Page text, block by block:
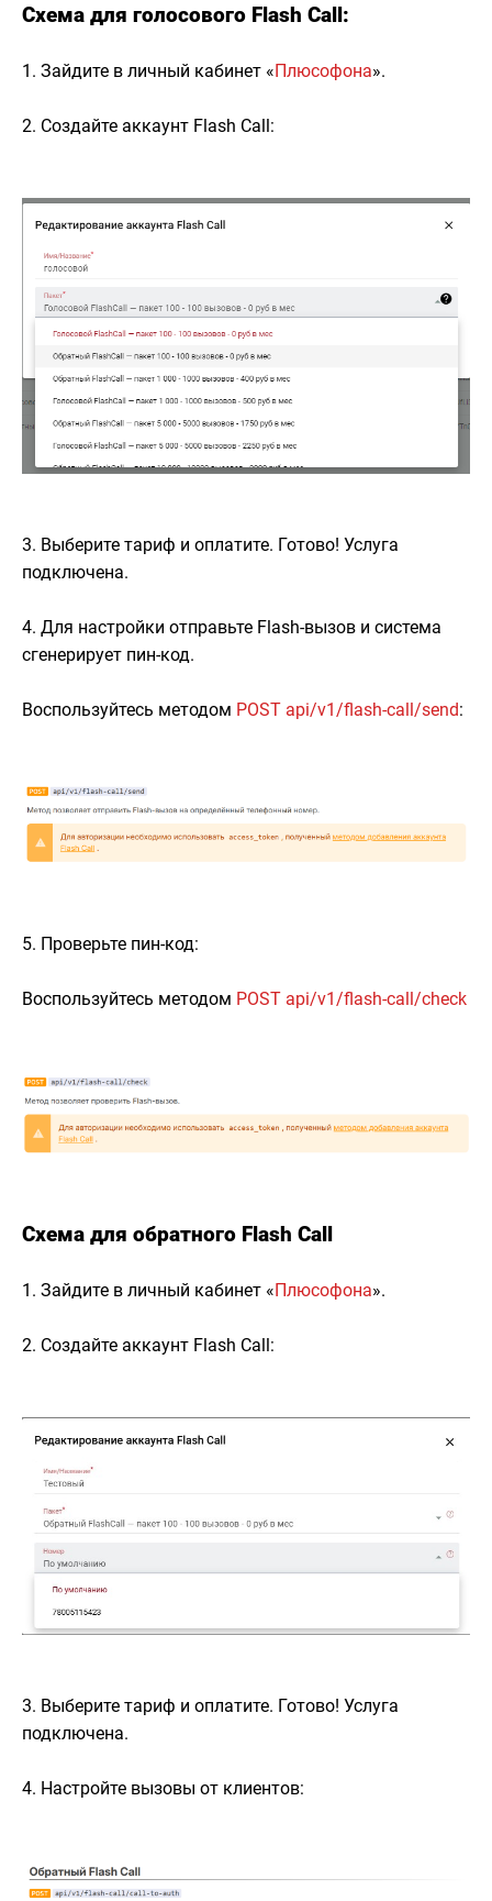
Схема для голосового Flash Call:
1. Зайдите в личный кабинет «Плюсофона».
2. Создайте аккаунт Flash Call:
3. Выберите тариф и оплатите. Готово! Услуга
подключена.
4. Для настройки отправьте Flash-вызов и система
сгенерирует пин-код.
Воспользуйтесь методом POST api/v1/flash-call/send:
5. Проверьте пин-код:
Воспользуйтесь методом POST api/v1/flash-call/check
Схема для обратного Flash Call
1. Зайдите в личный кабинет « Плюсофона».
2. Создайте аккаунт Flash Call:
3. Выберите тариф и оплатите. Готово! Услуга
подключена.
4. Настройте вызовы от клиентов: